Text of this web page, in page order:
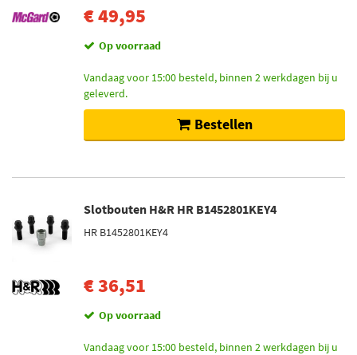
€ 49,95
Op voorraad
Vandaag voor 15:00 besteld, binnen 2 werkdagen bij u
geleverd.
Bestellen
Slotbouten H&R HR B1452801KEY4
HR B1452801KEY4
€ 36,51
Op voorraad
Vandaag voor 15:00 besteld, binnen 2 werkdagen bij u